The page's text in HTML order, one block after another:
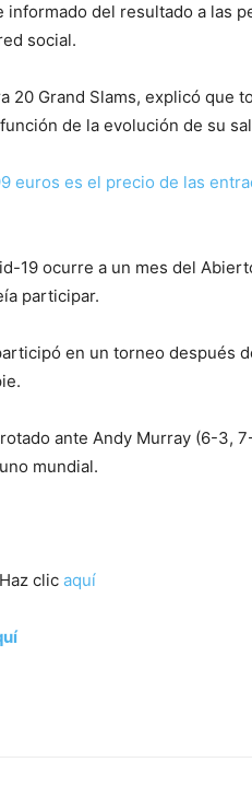
informado del resultado a las
social.
20 Grand Slams, explicó que
de la evolución de su
euros es el precio de las
19 ocurre a un mes del
participar.
en un torneo después
ante Andy Murray (6-3,
mundial.
clic aquí